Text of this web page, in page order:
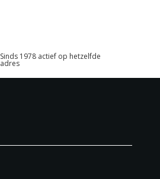
Sinds 1978 actief op hetzelfde
adres